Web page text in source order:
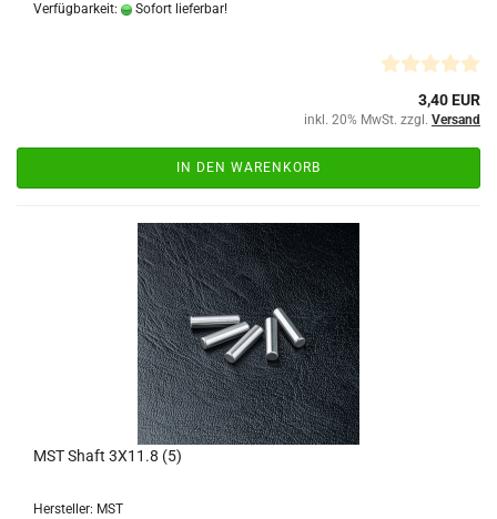
Verfügbarkeit:
Sofort lieferbar!
3,40 EUR
inkl. 20% MwSt. zzgl. Versand
IN DEN WARENKORB
MST Shaft 3X11.8 (5)
Hersteller: MST